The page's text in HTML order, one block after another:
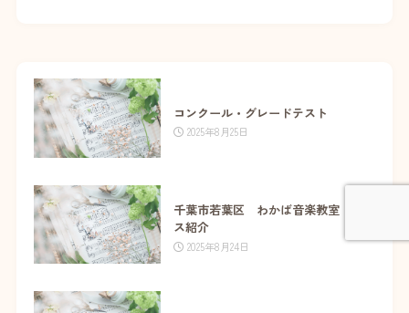
コンクール・グレードテスト
2025年8月25日
千葉市若葉区 わかば音楽教室 コー
ス紹介
2025年8月24日